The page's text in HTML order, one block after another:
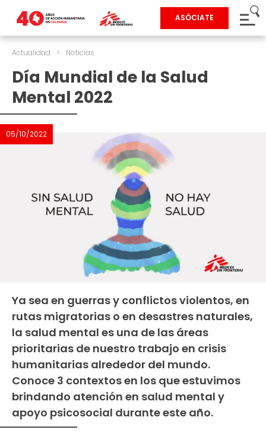
ASÓCIATE
Actualidad > Noticias
Día Mundial de la Salud
Mental 2022
05/10/2022
Ya sea en guerras y conflictos violentos, en
rutas migratorias o en desastres naturales,
la salud mental es una de las áreas
prioritarias de nuestro trabajo en crisis
humanitarias alrededor del mundo.
Conoce 3 contextos en los que estuvimos
brindando atención en salud mental y
apoyo psicosocial durante este año.